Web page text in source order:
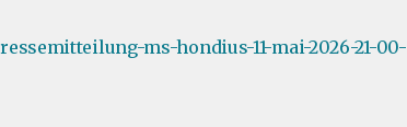
ms-hondius-11-mai-2026-21-00-